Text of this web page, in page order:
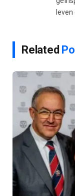
leven
Related